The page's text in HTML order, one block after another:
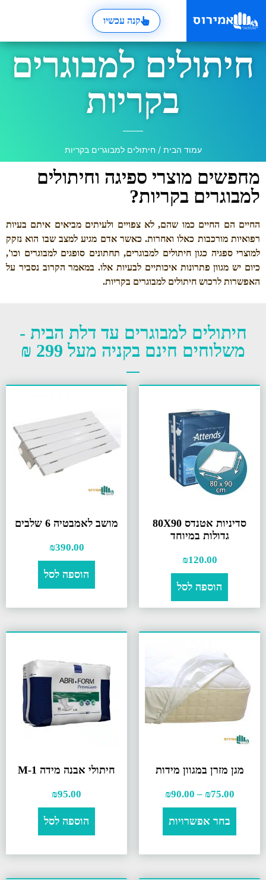
קנה עכשיו
חיתולים למבוגרים
בקריות
עמוד הבית / חיתולים למבוגרים בקריות
מחפשים מוצרי ספיגה וחיתולים
למבוגרים בקריות?
החיים הם החיים כמו שהם, לא צפויים ולעיתים מביאים איתם בעיות
רפואיות מורכבות כאלו ואחרות. כאשר אדם מגיע למצב שבו הוא נזקק
למוצרי ספגיה כגון חיתולים למבוגרים, תחתונים סופגים למבוגרים וכו',
כיום יש מגוון פתרונות איכותיים לבעיות אלו. במאמר הקרוב נסביר על
האפשרות לרכוש חיתולים למבוגרים בקריות.
חיתולים למבוגרים עד דלת הבית -
משלוחים חינם בקניה מעל 299 ₪
סדיניות אטנדס 80X90
גדולות במיוחד
₪120.00
הוספה לסל
מושב לאמבטיה 6 שלבים
₪390.00
הוספה לסל
מגן מזרן במגוון מידות
₪75.00
–
₪90.00
בחר אפשרויות
חיתולי אבנה מידה M-1
₪95.00
הוספה לסל